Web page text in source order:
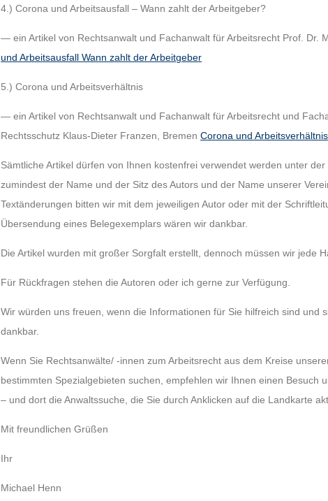
4.) Corona und Arbeitsausfall – Wann zahlt der Arbeitgeber?
— ein Artikel von Rechtsanwalt und Fachanwalt für Arbeitsrecht Prof. Dr.
und Arbeitsausfall Wann zahlt der Arbeitgeber
5.) Corona und Arbeitsverhältnis
— ein Artikel von Rechtsanwalt und Fachanwalt für Arbeitsrecht und
Rechtsschutz Klaus-Dieter Franzen, BremenCorona und Arbeitsverhältnis
Sämtliche Artikel dürfen von Ihnen kostenfrei verwendet werden unter
zumindest der Name und der Sitz des Autors und der Name unserer
Textänderungen bitten wir mit dem jeweiligen Autor oder mit der
Übersendung eines Belegexemplars wären wir dankbar.
Die Artikel wurden mit großer Sorgfalt erstellt, dennoch müssen wir jede
Für Rückfragen stehen die Autoren oder ich gerne zur Verfügung.
Wir würden uns freuen, wenn die Informationen für Sie hilfreich sind und
dankbar.
Wenn Sie Rechtsanwälte/ -innen zum Arbeitsrecht aus dem Kreise
bestimmten Spezialgebieten suchen, empfehlen wir Ihnen einen Besuch
– und dort die Anwaltssuche, die Sie durch Anklicken auf die Landkarte
Mit freundlichen Grüßen
Ihr
Michael Henn